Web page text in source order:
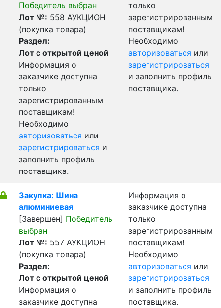
Победитель выбран
Лот №: 558 АУКЦИОН
(покупка товара)
Раздел:
Лот с открытой ценой
Информация о
заказчике доступна
только
зарегистрированным
поставщикам!
Необходимо
авторизоваться или
зарегистрироваться и
заполнить профиль
поставщика.
только
зарегистрированным
поставщикам!
Необходимо
авторизоваться или
зарегистрироваться
и заполнить профиль
поставщика.
Закупка: Шина
алюминиевая
[Завершен] Победитель
выбран
Лот №: 557 АУКЦИОН
(покупка товара)
Раздел:
Лот с открытой ценой
Информация о
заказчике доступна
Информация о
заказчике доступна
только
зарегистрированным
поставщикам!
Необходимо
авторизоваться или
зарегистрироваться
и заполнить профиль
поставщика.